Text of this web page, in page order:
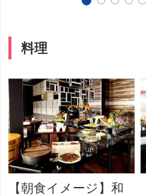
料理
【朝食イメージ】和